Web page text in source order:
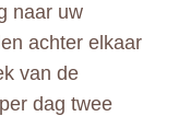
naar uw
achter elkaar
van de
dag twee